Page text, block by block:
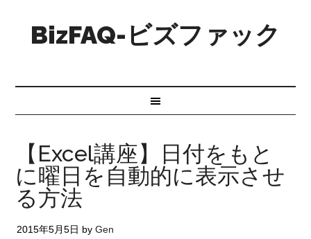
BizFAQ-ビズファック
【Excel講座】日付をもと
に曜日を自動的に表示させ
る方法
2015年5月5日 byGen